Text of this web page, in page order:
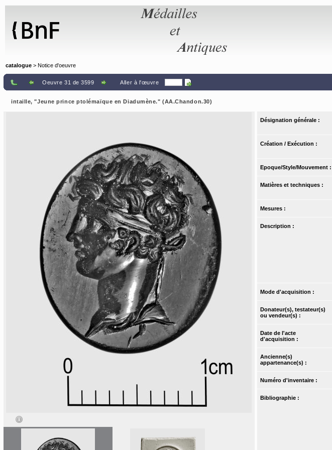
catalogue > Notice d'oeuvre
Oeuvre 31 de 3599 Aller à l'œuvre
intaille, "Jeune prince ptolémaïque en Diadumène." (AA.Chandon.30)
Désignation générale :
Création / Exécution :
Epoque/Style/Mouvement :
Matières et techniques :
Mesures :
Description :
Mode d'acquisition :
Donateur(s), testateur(s)
ou vendeur(s) :
Date de l'acte
d'acquisition :
Ancienne(s)
appartenance(s) :
Numéro d'inventaire :
Bibliographie :